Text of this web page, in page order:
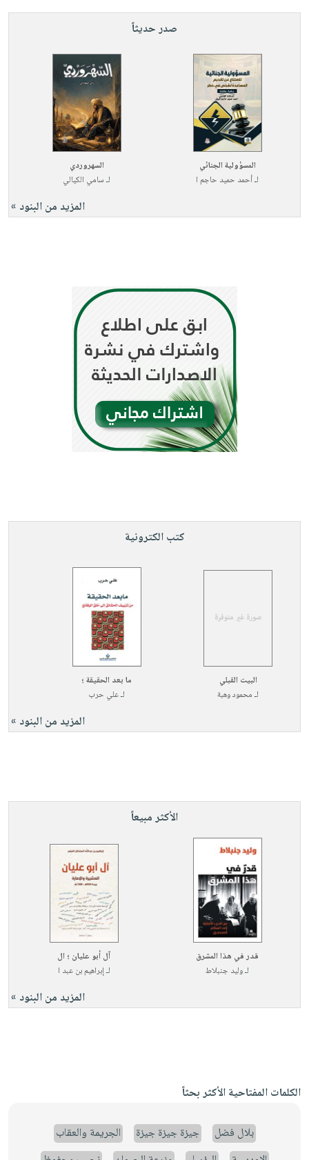
صدر حديثاً
المسؤولية الجنائي
لـأحمد حميد حاجم ا
السهروردي
لـسامي الكيالي
المزيد من البنود »
كتب الكترونية
البيت القبلي
لـمحمود وهبة
ما بعد الحقيقة ؛
لـعلي حرب
المزيد من البنود »
الأكثر مبيعاً
قدر في هذا المشرق
لـوليد جنبلاط
آل أبو عليان ؛ ال
لـإبراهيم بن عبد ا
المزيد من البنود »
الكلمات المفتاحية الأكثر بحثاً
بلال فضل جيزة جيزة جيزة
الجريمة والعقاب